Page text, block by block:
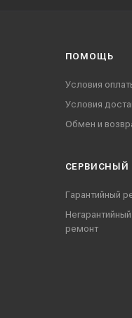
ПОМОЩЬ
Условия
Условия
Обмен и
СЕРВИСНЫЙ
Гарантийный
ремонт